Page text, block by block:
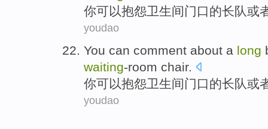
你可以抱怨卫生间门口的长队或
youdao
You can comment about a long
waiting-room chair.
你可以抱怨卫生间门口的长队或
youdao